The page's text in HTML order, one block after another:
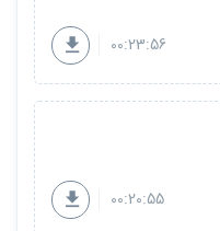
00:23:56
00:20:55